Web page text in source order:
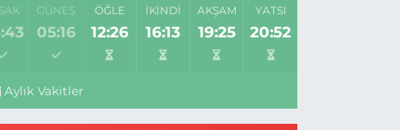
GÜNEŞ
05:16
ÖĞLE
12:26
İKINDI
16:13
AKŞAM
19:25
YATSI
20:52
Aylık Vakitler